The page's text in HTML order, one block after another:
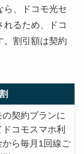
ら、ドコモ光セ
れるため、ドコ
。割引額は契約
の契約プランに
コモスマホ利
から毎月1回線ご